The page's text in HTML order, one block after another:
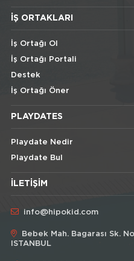
İŞ ORTAKLARI
İş Ortağı Ol
İş Ortağı Portali
Destek
İş Ortağı Öner
PLAYDATES
Playdate Nedir
Playdate Bul
İLETIŞIM
info@hipokid.com
Bebek Mah. Bagarası Sk.
ISTANBUL